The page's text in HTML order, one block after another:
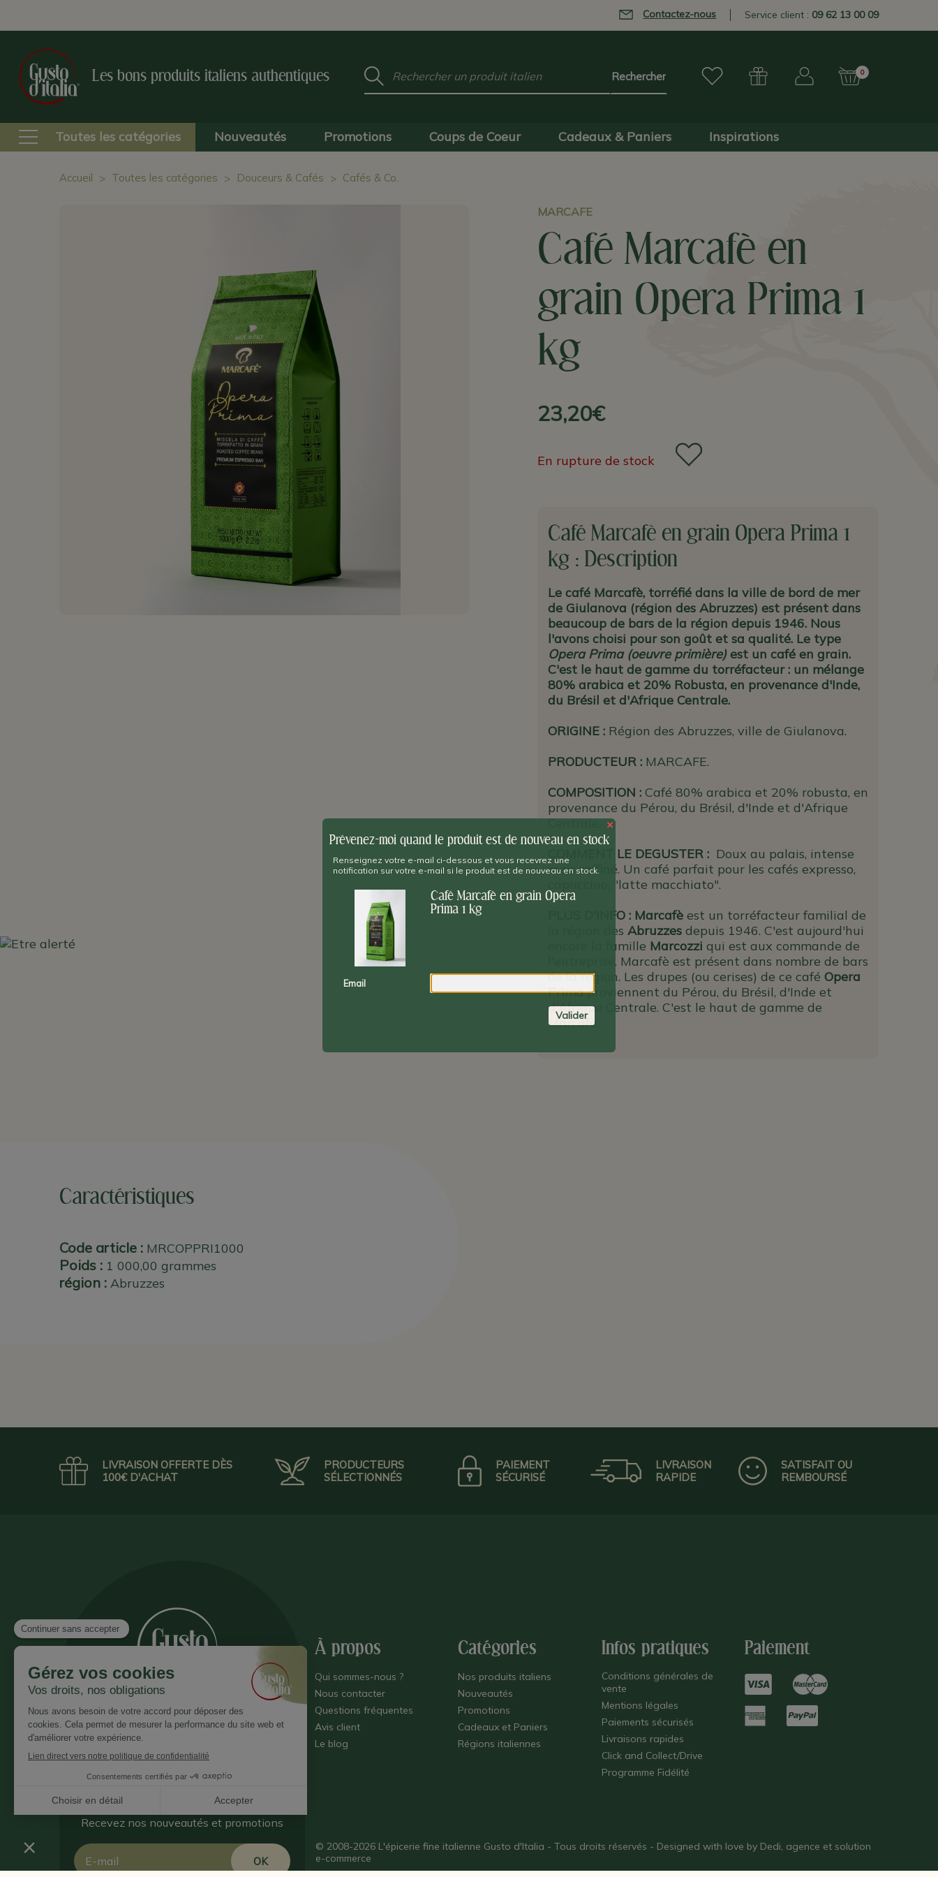
Contactez-nous Service client : 09 62 13 00 09
Les bons produits italiens authentiques 0
Mot
clé
Toutes les catégories Nouveautés Promotions Coups de Coeur Cadeaux & Paniers Inspirations
Accueil Toutes les catégories Douceurs & Cafés Cafés & Co.
MARCAFE
Café Marcafè en
grain Opera Prima 1
kg
23,20€
En rupture de stock
Café Marcafè en grain Opera Prima 1
kg : Description
Le café Marcafè, torréfié dans la ville de bord de mer
de Giulanova (région des Abruzzes) est présent dans
beaucoup de bars de la région depuis 1946. Nous
l'avons choisi pour son goût et sa qualité. Le type
Opera Prima (oeuvre primière)est un café en grain.
C'est le haut de gamme du torréfacteur : un mélange
80% arabica et 20% Robusta, en provenance d'Inde,
du Brésil et d'Afrique Centrale.
ORIGINE :Région des Abruzzes, ville de Giulanova.
PRODUCTEUR : MARCAFE.
COMPOSITION : Café 80% arabica et 20% robusta, en
provenance du Pérou, du Brésil, d'Inde et d'Afrique
Centrale.
COMMENT LE DEGUSTER : Doux au palais, intense
mais raffiné. Un café parfait pour les cafés expresso,
capuccino, "latte macchiato".
PLUS D'INFO : Marcafèest un torréfacteur familial de
la région des Abruzzesdepuis 1946. C'est aujourd'hui
encore la famille Marcozzi qui est aux commande de
l'entreprise. Marcafè est présent dans nombre de bars
de la région. Les drupes (ou cerises) de ce café Opera
Primaproviennent du Pérou, du Brésil, d'Inde et
d'Afrique Centrale. C'est le haut de gamme de
Marcafè.
Caractéristiques
Code article : MRCOPPRI1000
Poids : 1 000,00 grammes
région : Abruzzes
LIVRAISON OFFERTE DÈS
100€ D'ACHAT
PRODUCTEURS
SÉLECTIONNÉS
PAIEMENT
SÉCURISÉ
LIVRAISON
RAPIDE
SATISFAIT OU
REMBOURSÉ
À propos
Qui sommes-nous ?
Nous contacter
Questions fréquentes
Avis client
Le blog
Catégories
Nos produits italiens
Nouveautés
Promotions
Cadeaux et Paniers
Régions italiennes
Infos pratiques
Conditions générales de
vente
Mentions légales
Paiements sécurisés
Livraisons rapides
Click and Collect/Drive
Programme Fidélité
Paiement
Inscrivez vous à notre newsletter
Recevez nos nouveautés et promotions
Email © 2008-2026 L'épicerie fine italienne Gusto d'Italia - Tous droits réservés - Designed with love by Dedi, agence et solution
e-commerce
×
Prévenez-moi quand le produit est de nouveau en stock
Renseignez votre e-mail ci-dessous et vous recevrez une
notification sur votre e-mail si le produit est de nouveau en stock.
Café Marcafè en grain Opera
Prima 1 kg
Email
Valider